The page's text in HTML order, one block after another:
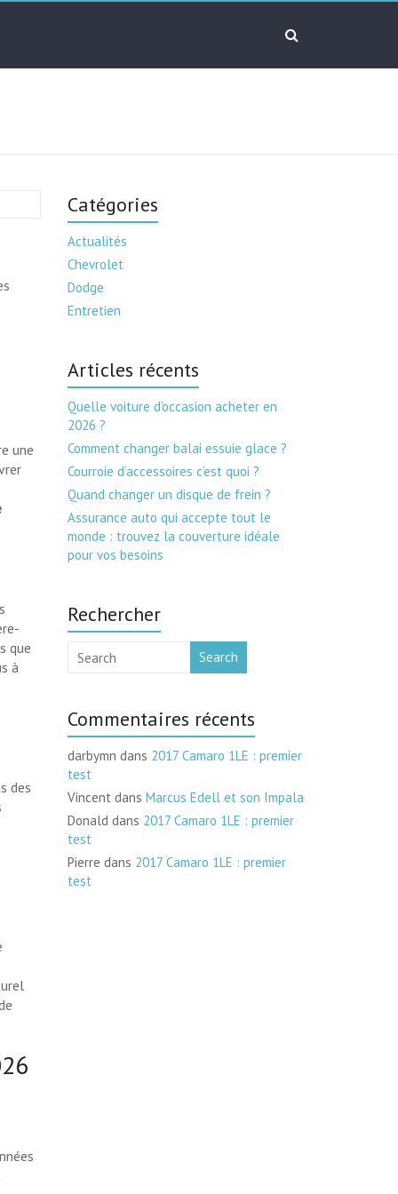
une
que
à
des
Catégories
Actualités
Chevrolet
Dodge
Entretien
Articles récents
Quelle voiture d’occasion acheter en
2026 ?
Comment changer balai essuie glace ?
Courroie d’accessoires c’est quoi ?
Quand changer un disque de frein ?
Assurance auto qui accepte tout le
monde : trouvez la couverture idéale
pour vos besoins
Rechercher
Search
Commentaires récents
darbymn dans 2017 Camaro 1LE : premier
test
Vincent dansMarcus Edell et son Impala
Donald dans 2017 Camaro 1LE : premier
test
Pierre dans 2017 Camaro 1LE : premier
test